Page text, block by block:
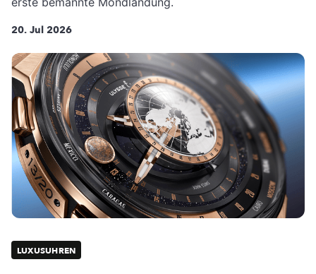
20. Jul 2026
LUXUSUHREN